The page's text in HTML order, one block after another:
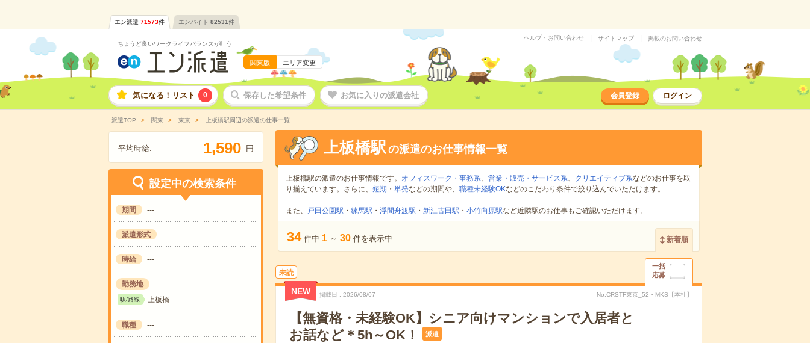
エン派遣 71573件 エンバイト 82531件
ちょうど良いワークライフバランスが叶う
関東版 エリア変更
ヘルプ・お問い合わせ サイトマップ 掲載のお問い合わせ
気になる！リスト 0 保存した希望条件 お気に入りの派遣会社 会員登録 ログイン
派遣TOP 関東 東京 上板橋駅周辺の派遣の仕事一覧
平均時給: 1,590 円
設定中の検索条件
期間 ---
派遣形式 ---
時給 ---
勤務地
駅/路線 上板橋
職種 ---
上板橋駅の派遣のお仕事情報一覧
上板橋駅の派遣のお仕事情報です。 オフィスワーク・事務系、 営業・販売・サービス系、 クリエイティブ系などのお仕事を取
り揃えています。さらに、 短期 ・ 単発などの期間や、 職種未経験OKなどのこだわり条件で絞り込んでいただけます。
また、 戸田公園駅 ・ 練馬駅 ・ 浮間舟渡駅 ・ 新江古田駅 ・ 小竹向原駅など近隣駅のお仕事もご確認いただけます。
34 件中 1 ～ 30 件を表示中 新着順
未読
一括
応募
NEW 掲載日 2026/08/07 No.CRSTF東京_52・MKS【本社】
【無資格・未経験OK】シニア向けマンションで入居者と
お話など＊5h～OK！
派遣